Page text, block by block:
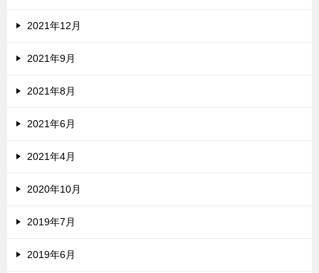
2021年12月
2021年9月
2021年8月
2021年6月
2021年4月
2020年10月
2019年7月
2019年6月